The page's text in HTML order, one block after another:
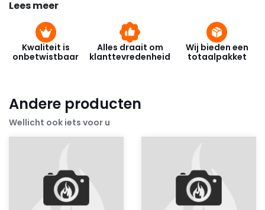
Lees meer
Kwaliteit is
onbetwistbaar
Alles draait om
klanttevredenheid
Wij bieden een
totaalpakket
Andere producten
Wellicht ook iets voor u